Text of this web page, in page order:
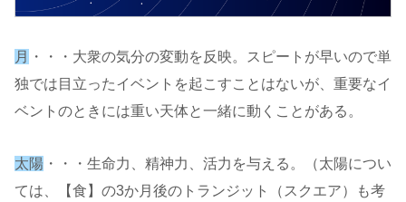
月
・・・大衆の気分の変動を反映。スピートが早いので単
独では目立ったイベントを起こすことはないが、重要なイ
ベントのときには重い天体と一緒に動くことがある。
太陽 ・・・生命力、精神力、活力を与える。（太陽につい
ては、【食】の3か月後のトランジット（スクエア）も考